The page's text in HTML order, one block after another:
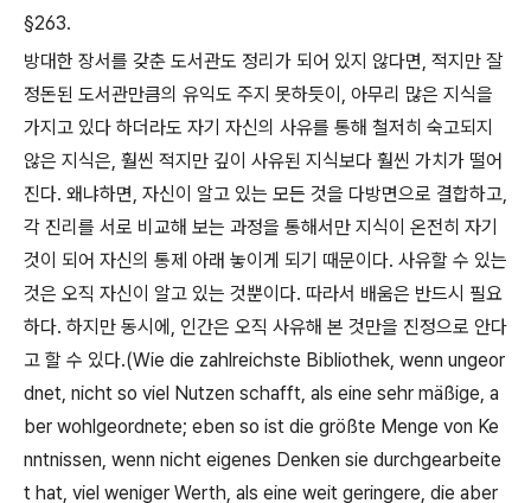
§263.
방대한 장서를 갖춘 도서관도 정리가 되어 있지 않다면, 적지만 잘
정돈된 도서관만큼의 유익도 주지 못하듯이 , 아무리 많은 지식을
가지고 있다 하더라도 자기 자신의 사유를 통해 철저히 숙고되지
않은 지식은, 훨씬 적지만 깊이 사유된 지식보다 훨씬 가치가 떨어
진다. 왜냐하면, 자신이 알고 있는 모든 것을 다방면으로 결합하고,
각 진리를 서로 비교해 보는 과정을 통해서만 지식이 온전히 자기
것이 되어 자신의 통제 아래 놓이게 되기 때문이다. 사유할 수 있는
것은 오직 자신이 알고 있는 것뿐이다. 따라서 배움은 반드시 필요
하다. 하지만 동시에 , 인간은 오직 사유해 본 것만을 진정으로 안다
고 할 수 있다.(Wie die zahlreichste Bibliothek, wenn ungeor
dnet, nicht so viel Nutzen schafft, als eine sehr mäßige, a
ber wohlgeordnete; eben so ist die größte Menge von Ke
nntnissen, wenn nicht eigenes Denken sie durchgearbeite
t hat, viel weniger Werth, als eine weit geringere, die aber